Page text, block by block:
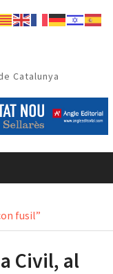
Catalunya
fusil”
Civil, al